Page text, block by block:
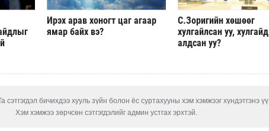
Ирэх арав хоногт цаг агаар
ямар байх вэ?
С.Зоригийн хөшөөг
хулгайлсан уу, хулгайд
алдсан уу?
бичихдээ хууль зүйн болон ёс суртахууны хэм хэмжээг хүндэтгэнэ үү.
Хэм хэмжээ зөрчсөн сэтгэгдэлийг админ устгах эрхтэй.